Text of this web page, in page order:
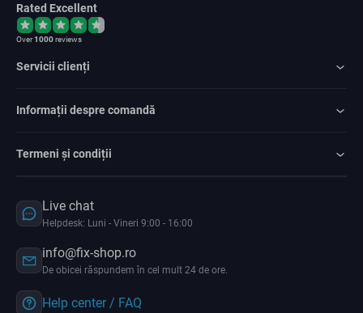
Rated Excellent
Over1000reviews
Servicii clienți
Informații despre comandă
Termeni și condiții
Live chat
Helpdesk: Luni - Vineri 9:00 - 16:00
info@fix-shop.ro
De obicei răspundem în cel mult 24 de ore.
Help center / FAQ